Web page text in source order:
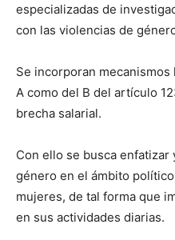
especializadas de
con las violencias de
Se incorporan
A como del B del artículo
brecha salarial.
Con ello se busca enfatizar
género en el ámbito
mujeres, de tal forma que
en sus actividades diarias.